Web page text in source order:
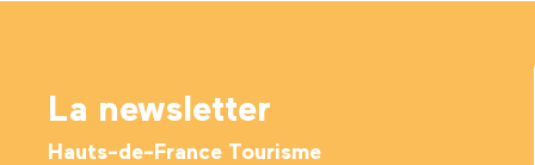
La newsletter
Hauts-de-France Tourisme